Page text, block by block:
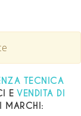
TECNICA
EVENDITA DI
MARCHI: